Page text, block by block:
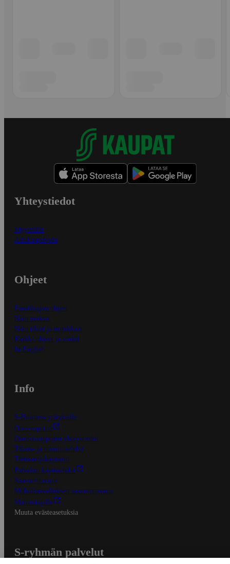
Yhteystiedot
Myymälät
Asiakaspalvelu
Ohjeet
Ensitilaajan ohjeet
Näin maksat
Näin tilaat ja muokkaat
Kaikki ohjeet ja vinkit
In English
Info
S-Business yrityksille
Oiva-raportit
Osuuskauppojen yhteystiedot
Tilaus- ja toimitusehdot
Tietosuojakäytäntö
Palvelun käyttöehdot
Saavutettavuus
Mobiilisovelluksen saavutettavuus
Mainostajalle
Muuta evästeasetuksia
S-ryhmän palvelut